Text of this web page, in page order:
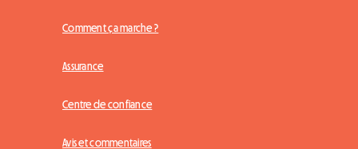
Comment ça marche ?
Assurance
Centre de confiance
Avis et commentaires